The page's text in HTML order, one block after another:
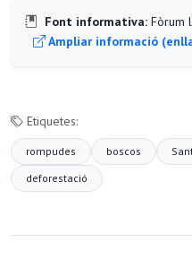
Font informativa: Fòrum
Ampliar informació
Etiquetes:
rompudes boscos
deforestació